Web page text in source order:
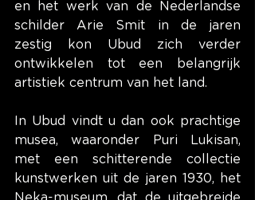
en het werk van de Nederlandse
schilder Arie Smit in de jaren
zestig kon Ubud zich verder
ontwikkelen tot een belangrijk
artistiek centrum van het land.
In Ubud vindt u dan ook prachtige
musea, waaronder Puri Lukisan,
met een schitterende collectie
kunstwerken uit de jaren 1930, het
Neka-museum, dat de uitgebreide